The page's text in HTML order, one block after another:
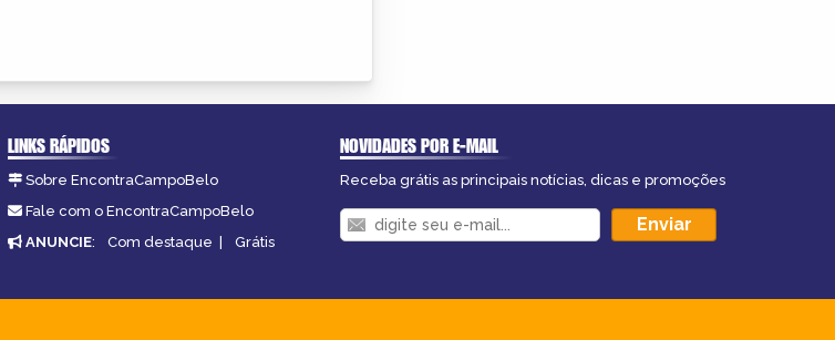
LINKS RÁPIDOS
Sobre EncontraCampoBelo
Fale com o EncontraCampoBelo
ANUNCIE: Com destaque | Grátis
NOVIDADES POR E-MAIL
Receba grátis as principais notícias, dicas e promoções